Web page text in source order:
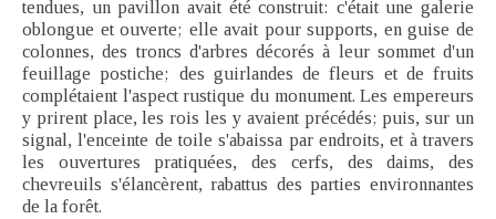
tendues, un pavillon avait été construit: c'était une galerie
oblongue et ouverte; elle avait pour supports, en guise de
colonnes, des troncs d'arbres décorés à leur sommet d'un
feuillage postiche; des guirlandes de fleurs et de fruits
complétaient l'aspect rustique du monument. Les empereurs
y prirent place, les rois les y avaient précédés; puis, sur un
signal, l'enceinte de toile s'abaissa par endroits, et à travers
les ouvertures pratiquées, des cerfs, des daims, des
chevreuils s'élancèrent, rabattus des parties environnantes
de la forêt.